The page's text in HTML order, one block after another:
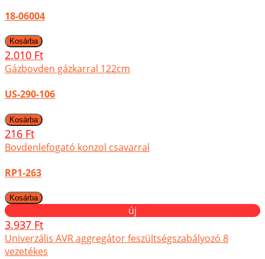
18-06004
2.010 Ft
Gázbovden gázkarral 122cm
US-290-106
216 Ft
Bovdenlefogató konzol csavarral
RP1-263
új
3.937 Ft
Univerzális AVR aggregátor feszültségszabályozó 8
vezetékes